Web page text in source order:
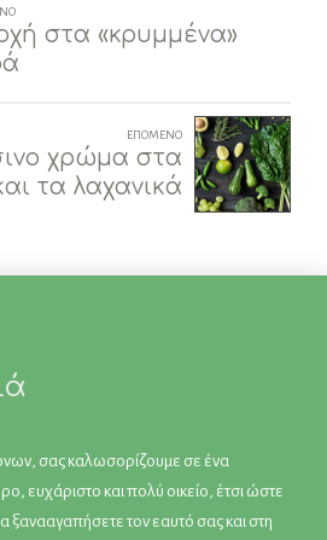
στα «κρυμμένα»
ΕΠΌΜΕΝΟ
χρώμα στα
τα λαχανικά
σας καλωσορίζουμε σε ένα
ευχάριστο και πολύ οικείο, έτσι ώστε
ξανααγαπήσετε τον εαυτό σας και στη